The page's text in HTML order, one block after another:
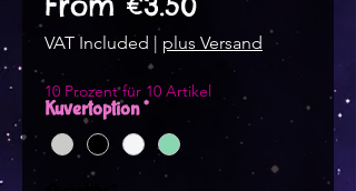
Price
VAT Included | plus Versand
10 Prozent für 10 Artikel
Kuvertoption*